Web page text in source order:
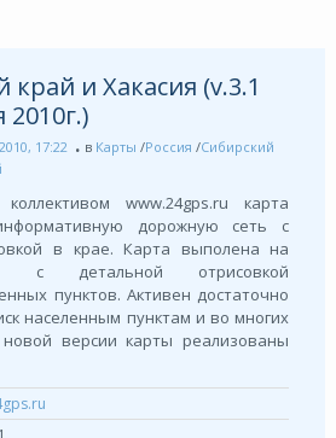
край и Хакасия (v.3.1
2010г.)
17:22 в Карты /Россия /Сибирский
коллективом www.24gps.ru карта
дорожную сеть с
в крае. Карта выполена на
с детальной отрисовкой
пунктов. Активен достаточно
населенным пунктам и во многих
версии карты реализованы